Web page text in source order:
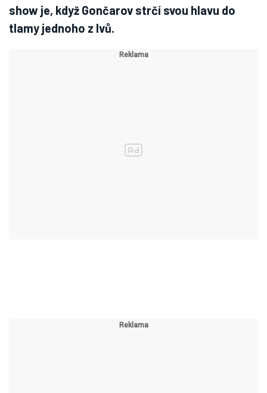
show je, když Gončarov strčí svou hlavu do
tlamy jednoho z lvů.